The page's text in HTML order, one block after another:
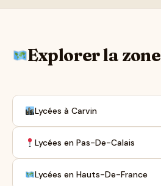
Explorer la zone
Lycées à Carvin
Lycées en Pas-De-Calais
Lycées en Hauts-De-France